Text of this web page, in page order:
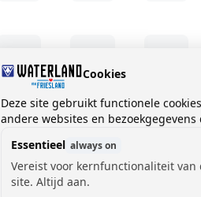
Cookies
Deze site gebruikt functionele
andere websites en
Essentieel always on
Vereist voor kernfunctionaliteit van
site. Altijd aan.